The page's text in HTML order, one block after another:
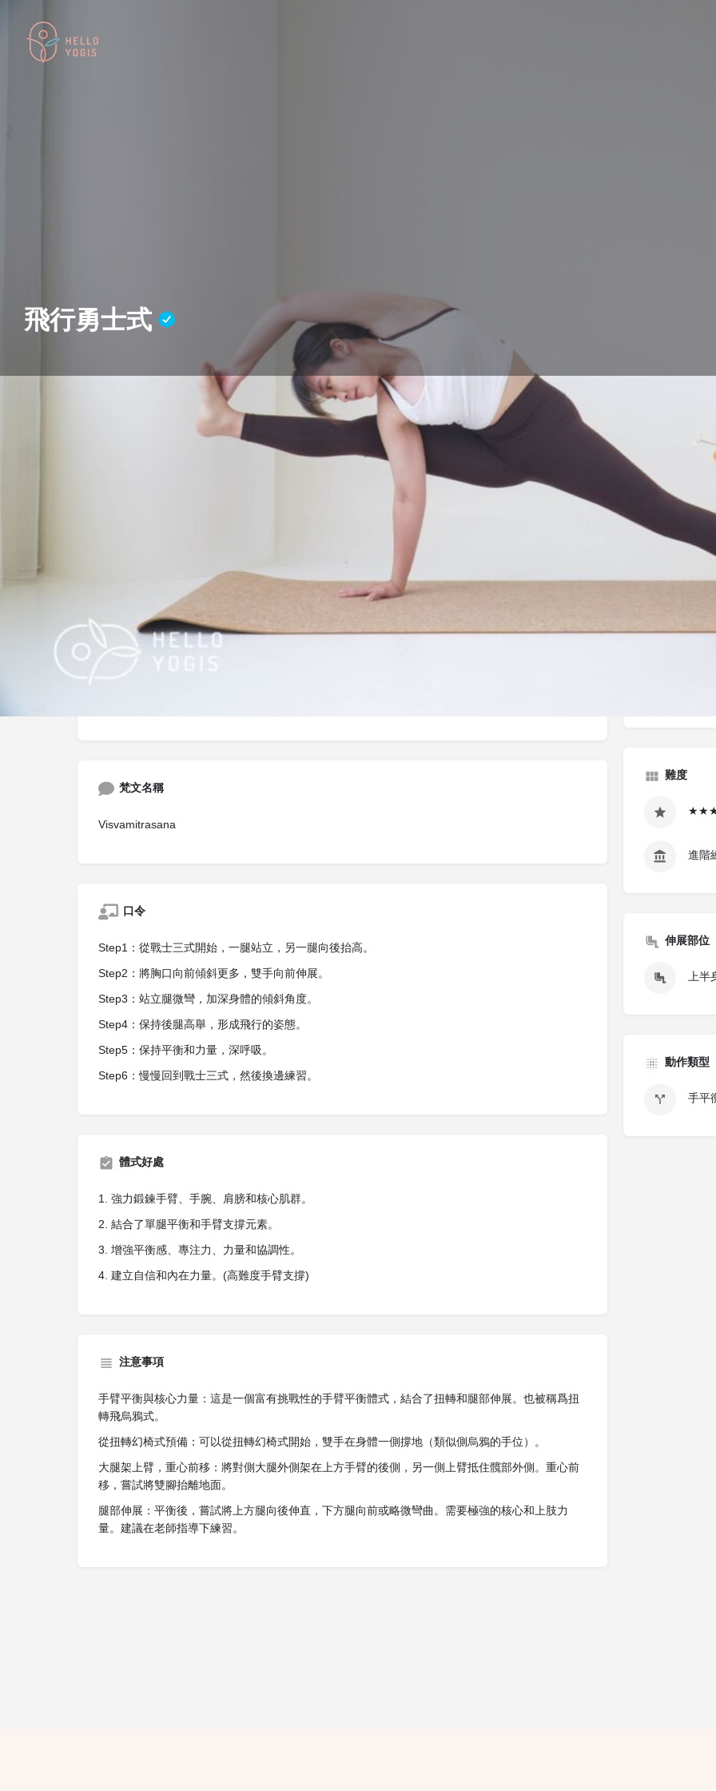
飛行勇士式
體式介紹
Leave a review
梵文名稱
Visvamitrasana
口令
Step1：從戰士三式開始，一腿站立，另一腿向後抬高。
Step2：將胸口向前傾斜更多，雙手向前伸展。
Step3：站立腿微彎，加深身體的傾斜角度。
Step4：保持後腿高舉，形成飛行的姿態。
Step5：保持平衡和力量，深呼吸。
Step6：慢慢回到戰士三式，然後換邊練習。
體式好處
1. 強力鍛鍊手臂、手腕、肩膀和核心肌群。
2. 結合了單腿平衡和手臂支撐元素。
3. 增強平衡感、專注力、力量和協調性。
4. 建立自信和內在力量。(高難度手臂支撐)
注意事項
手臂平衡與核心力量：這是一個富有挑戰性的手臂平衡體式，結合了扭轉和腿部伸展。也被稱爲扭
轉飛烏鴉式。
從扭轉幻椅式預備：可以從扭轉幻椅式開始，雙手在身體一側撐地（類似側烏鴉的手位）。
大腿架上臂，重心前移：將對側大腿外側架在上方手臂的後側，另一側上臂抵住髖部外側。重心前
移，嘗試將雙腳抬離地面。
腿部伸展：平衡後，嘗試將上方腿向後伸直，下方腿向前或略微彎曲。需要極強的核心和上肢力
量。建議在老師指導下練習。
體式圖片
難度
進階
伸展部位
上半
動作類型
手平